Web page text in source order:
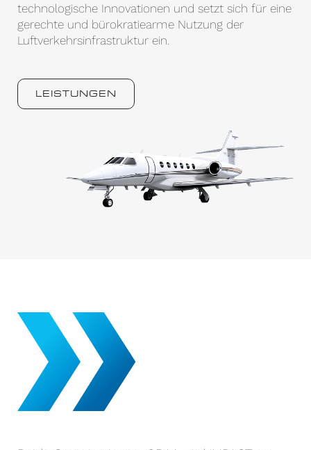
technologische Innovationen und setzt sich für eine
gerechte und bürokratiearme Nutzung der
Luftverkehrsinfrastruktur ein.
LEISTUNGEN